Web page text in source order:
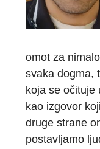
omot za
svaka dogma,
koja se očituje
kao izgovor
druge strane
postavljamo